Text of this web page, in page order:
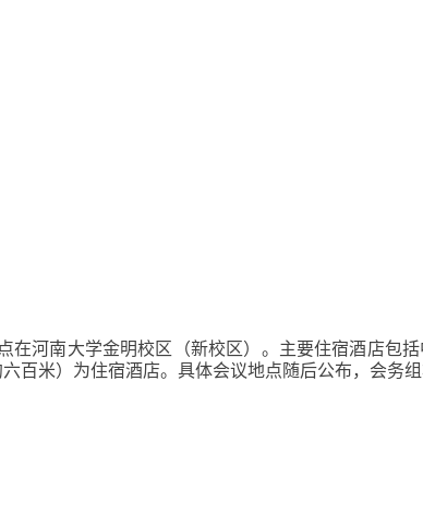
在河南大学金明校区（新校区）。主要住宿酒店包
百米）为住宿酒店。具体会议地点随后公布，会务